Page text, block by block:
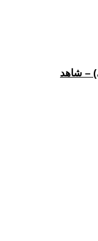
– شاهد